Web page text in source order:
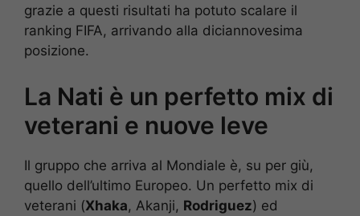
grazie a questi risultati ha potuto scalare il
ranking FIFA, arrivando alla diciannovesima
posizione.
La Nati è un perfetto mix di
veterani e nuove leve
Il gruppo che arriva al Mondiale è, su per giù,
quello dell’ultimo Europeo. Un perfetto mix di
veterani (Xhaka, Akanji, Rodriguez) ed